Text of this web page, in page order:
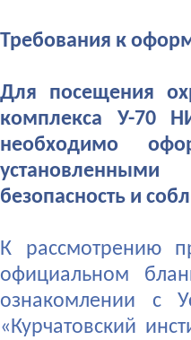
Требования к
Для посещения
комплекса У-70
необходимо
безопасность и
К рассмотрению
официальном
ознакомлении с
«Курчатовский